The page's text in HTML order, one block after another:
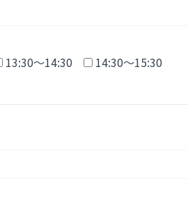
13:30～14:30
14:30～15:30